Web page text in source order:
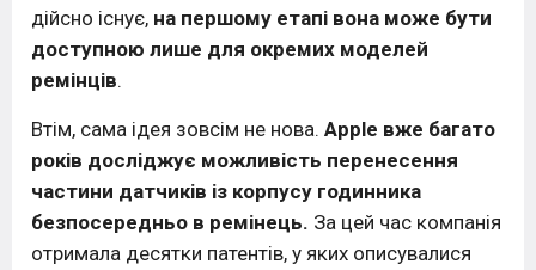
дійсно існує, на першому етапі вона може бути
доступною лише для окремих моделей
ремінців.
Втім, сама ідея зовсім не нова. Apple вже багато
років досліджує можливість перенесення
частини датчиків із корпусу годинника
безпосередньо в ремінець. За цей час компанія
отримала десятки патентів, у яких описувалися